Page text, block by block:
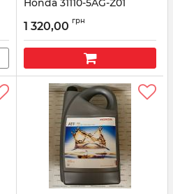
Honda 31110-5AG-Z01
1 320,00 грн